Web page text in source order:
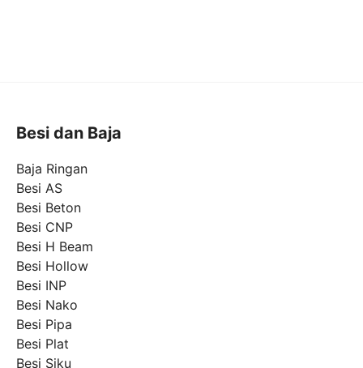
Besi dan Baja
Baja Ringan
Besi AS
Besi Beton
Besi CNP
Besi H Beam
Besi Hollow
Besi INP
Besi Nako
Besi Pipa
Besi Plat
Besi Siku